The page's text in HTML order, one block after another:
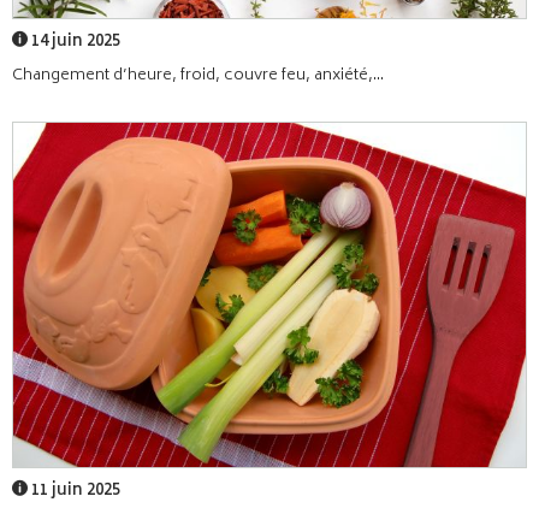
14 juin 2025
Changement d’heure, froid, couvre feu, anxiété,...
11 juin 2025